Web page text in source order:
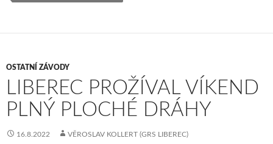
OSTATNÍ ZÁVODY
LIBEREC PROŽÍVAL VÍKEND
PLNÝ PLOCHÉ DRÁHY
16.8.2022 VĚROSLAV KOLLERT (GRS LIBEREC)